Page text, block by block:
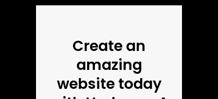
Create an
amazing
website today